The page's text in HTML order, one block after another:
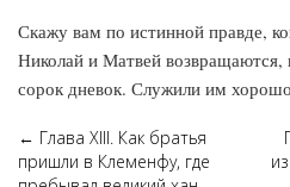
Скажу вам по истинной правде,
Николай и Матвей возвращаются,
сорок дневок. Служили им
← Глава XIII. Как братья
пришли в Клеменфу, где